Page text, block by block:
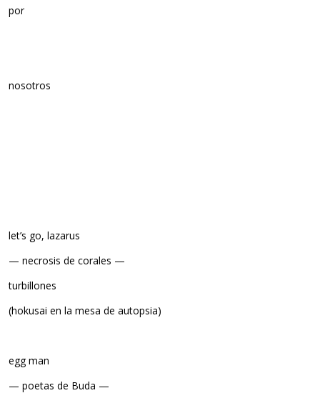
por
nosotros
let’s go, lazarus
— necrosis de corales —
turbillones
(hokusai en la mesa de autopsia)
egg man
— poetas de Buda —